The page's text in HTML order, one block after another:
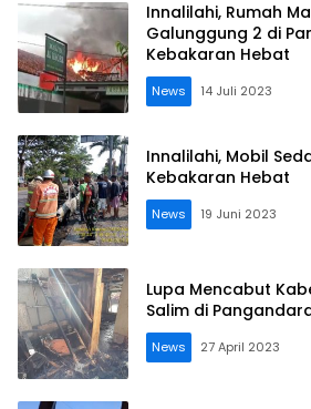
Innalilahi, Rumah
Galunggung 2 di
Kebakaran Hebat
News 14 Juli 2023
Innalilahi, Mobil
Kebakaran Hebat
News 19 Juni 2023
Lupa Mencabut
Salim di
News 27 April 2023